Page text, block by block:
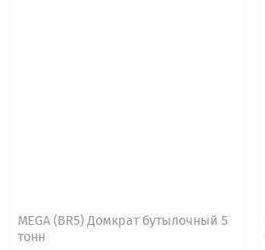
MEGA (BR5) Домкрат бутылочный 5
тонн